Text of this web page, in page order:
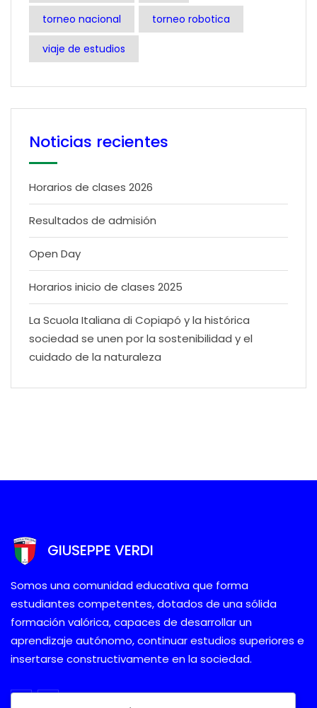
torneo nacional torneo robotica
viaje de estudios
Noticias recientes
Horarios de clases 2026
Resultados de admisión
Open Day
Horarios inicio de clases 2025
La Scuola Italiana di Copiapó y la histórica
sociedad se unen por la sostenibilidad y el
cuidado de la naturaleza
GIUSEPPE VERDI
Somos una comunidad educativa que forma
estudiantes competentes, dotados de una sólida
formación valórica, capaces de desarrollar un
aprendizaje autónomo, continuar estudios superiores e
insertarse constructivamente en la sociedad.